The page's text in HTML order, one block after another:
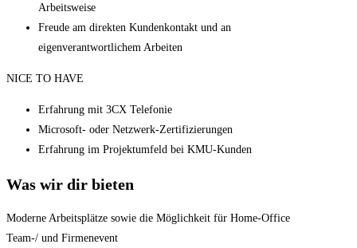
Arbeitsweise
Freude am direkten Kundenkontakt und an
eigenverantwortlichem Arbeiten
NICE TO HAVE
Erfahrung mit 3CX Telefonie
Microsoft- oder Netzwerk-Zertifizierungen
Erfahrung im Projektumfeld bei KMU-Kunden
Was wir dir bieten
Moderne Arbeits­plätze sowie die Möglich­keit für Home-­Office
Team-/ und Firmen­event